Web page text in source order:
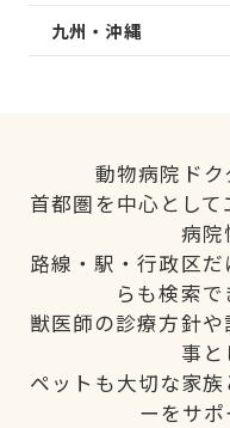
九州・沖縄
動物病院ドク
首都圏を中心とし
病院
路線・駅・行政区
らも検索で
獣医師の診療方針
事と
ペットも大切な家
ーをサポ